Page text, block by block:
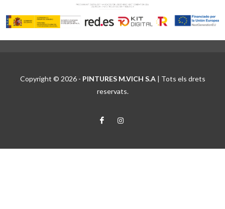
Copyright © 2026 - PINTURES M.VICH S.A| Tots els drets
reservats.